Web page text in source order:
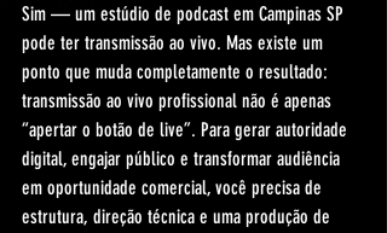
Sim — um estúdio de podcast em Campinas SP
pode ter transmissão ao vivo. Mas existe um
ponto que muda completamente o resultado:
transmissão ao vivo profissional não é apenas
“apertar o botão de live”. Para gerar autoridade
digital, engajar público e transformar audiência
em oportunidade comercial, você precisa de
estrutura, direção técnica e uma produção de